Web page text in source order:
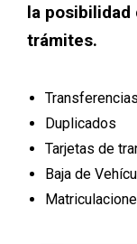
la
trámites.
Duplicados
Tarjetas de
Baja de